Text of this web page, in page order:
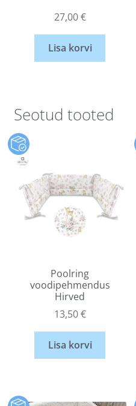
27,00€
Lisa korvi
Seotud tooted
Poolring
voodipehmendus
Hirved
13,50€
Lisa korvi